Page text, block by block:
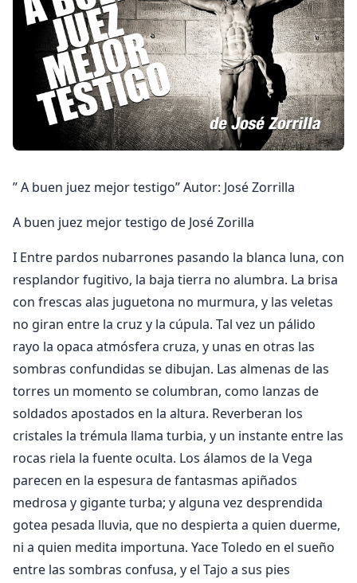
” A buen juez mejor testigo” Autor: José Zorrilla
A buen juez mejor testigo de José Zorilla
I Entre pardos nubarrones pasando la blanca luna, con
resplandor fugitivo, la baja tierra no alumbra. La brisa
con frescas alas juguetona no murmura, y las veletas
no giran entre la cruz y la cúpula. Tal vez un pálido
rayo la opaca atmósfera cruza, y unas en otras las
sombras confundidas se dibujan. Las almenas de las
torres un momento se columbran, como lanzas de
soldados apostados en la altura. Reverberan los
cristales la trémula llama turbia, y un instante entre las
rocas riela la fuente oculta. Los álamos de la Vega
parecen en la espesura de fantasmas apiñados
medrosa y gigante turba; y alguna vez desprendida
gotea pesada lluvia, que no despierta a quien duerme,
ni a quien medita importuna. Yace Toledo en el sueño
entre las sombras confusa, y el Tajo a sus pies